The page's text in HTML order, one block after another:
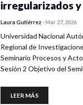
irregularizados
Laura Gutiérrez -Mar 27, 2026
Universidad Nacional
Regional de
Seminario Procesos y
Sesión 2 Objetivo del
LEER MÁS